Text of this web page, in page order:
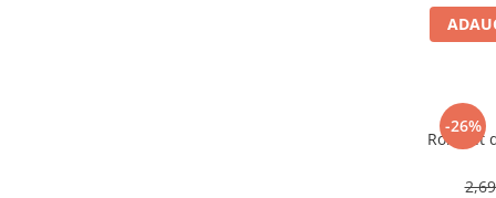
-26%
Robinet